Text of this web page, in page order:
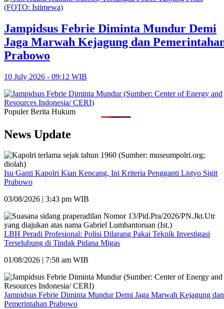
Jampidsus Febrie Diminta Mundur Demi
Jaga Marwah Kejagung dan
Prabowo
10 July 2026 - 09:12 WIB
Populer Berita Hukum
News Update
Isu Ganti Kapolri Kian Kencang, Ini Kriteria Pengganti Listyo Sigit
Prabowo
03/08/2026 | 3:43 pm WIB
LBH Peradi Profesional: Polisi Dilarang Pakai Teknik Investigasi
Terselubung di Tindak Pidana Migas
01/08/2026 | 7:58 am WIB
Jampidsus Febrie Diminta Mundur Demi Jaga Marwah Kejagung dan
Pemerintahan Prabowo